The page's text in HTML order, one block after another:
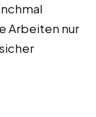
Arbeiten nur